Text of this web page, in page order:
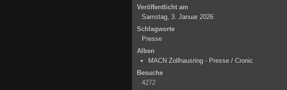
Veröffentlicht am
Samstag, 3. Januar 2026
Schlagworte
Presse
Alben
MACN Zollhausring - Presse / Cronic
Besuche
4272